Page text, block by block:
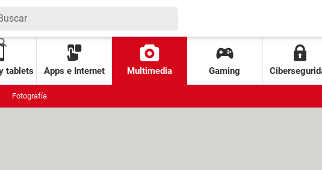
tablets Apps e Internet Multimedia Gaming
Fotografía